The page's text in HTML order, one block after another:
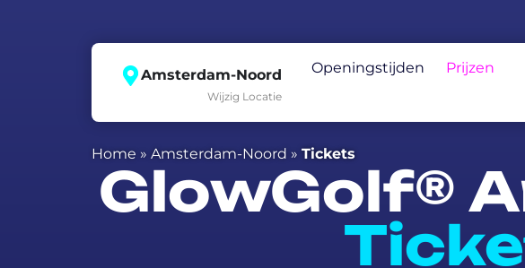
Amsterdam-Noord
Wijzig Locatie
Openingstijden Prijzen
Home » Amsterdam-Noord » Tickets
GlowGolf®